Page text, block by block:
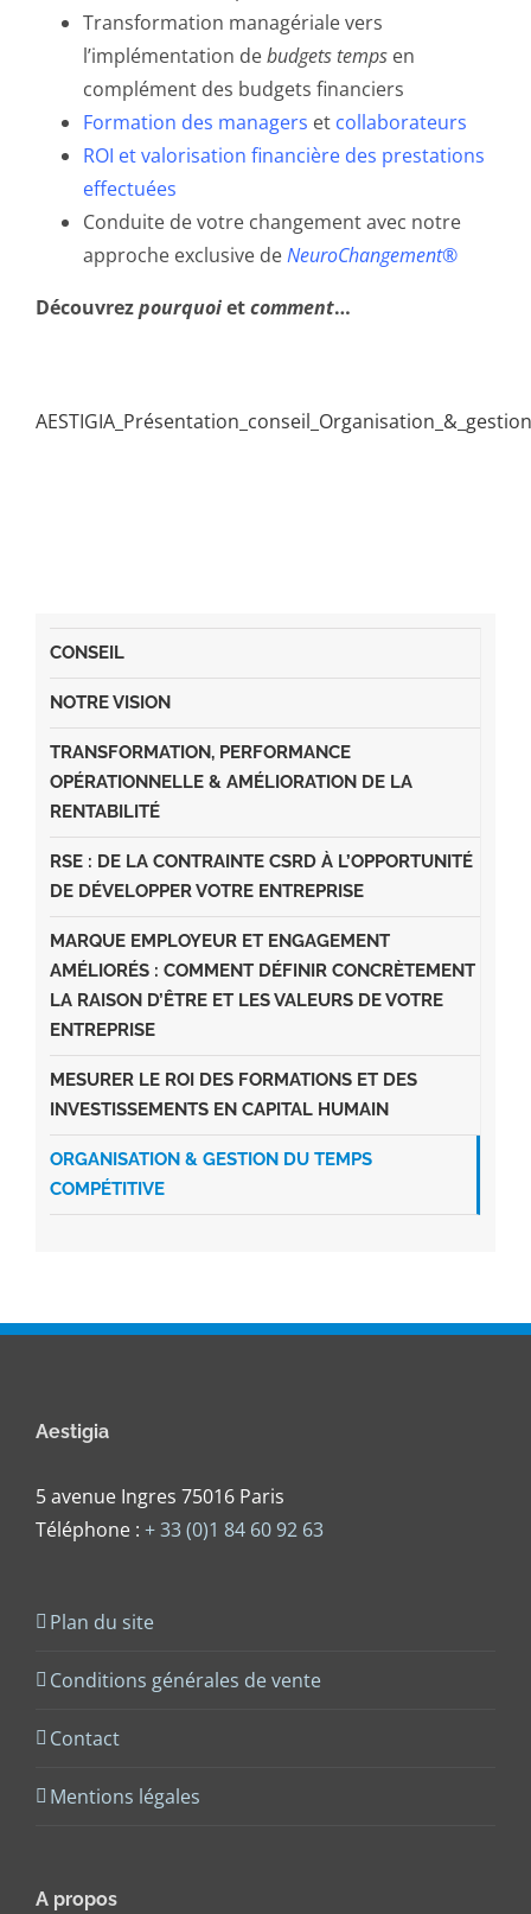
Transformation managériale vers
l’implémentation debudgets temps en
complément des budgets financiers
Formation des managers et collaborateurs
ROI et valorisation financière des prestations
effectuées
Conduite de votre changement avec notre
approche exclusive deNeuroChangement®
Découvrezpourquoietcomment…
CONSEIL
NOTRE VISION
TRANSFORMATION, PERFORMANCE
OPÉRATIONNELLE & AMÉLIORATION DE LA
RENTABILITÉ
RSE : DE LA CONTRAINTE CSRD À L’OPPORTUNITÉ
DE DÉVELOPPER VOTRE ENTREPRISE
MARQUE EMPLOYEUR ET ENGAGEMENT
AMÉLIORÉS : COMMENT DÉFINIR CONCRÈTEMENT
LA RAISON D’ÊTRE ET LES VALEURS DE VOTRE
ENTREPRISE
MESURER LE ROI DES FORMATIONS ET DES
INVESTISSEMENTS EN CAPITAL HUMAIN
ORGANISATION & GESTION DU TEMPS
COMPÉTITIVE
Aestigia
5 avenue Ingres 75016 Paris
Téléphone : + 33 (0)1 84 60 92 63
Plan du site
Conditions générales de vente
Contact
Mentions légales
A propos